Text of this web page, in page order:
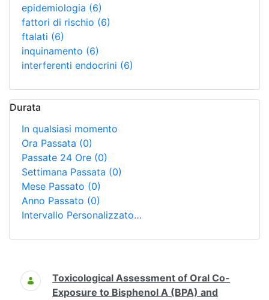
epidemiologia (6)
fattori di rischio (6)
ftalati (6)
inquinamento (6)
interferenti endocrini (6)
Durata
In qualsiasi momento
Ora Passata (0)
Passate 24 Ore (0)
Settimana Passata (0)
Mese Passato (0)
Anno Passato (0)
Intervallo Personalizzato…
Ricerca
Toxicological Assessment of Oral Co-
Exposure to Bisphenol A (BPA) and